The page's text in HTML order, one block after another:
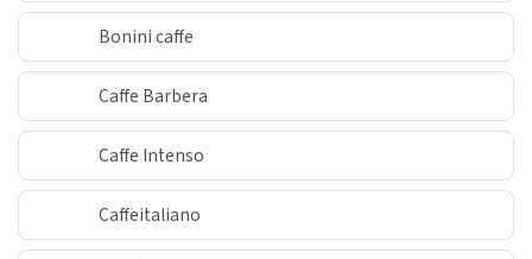
Bonini caffe
Caffe Barbera
Caffe Intenso
Caffeitaliano